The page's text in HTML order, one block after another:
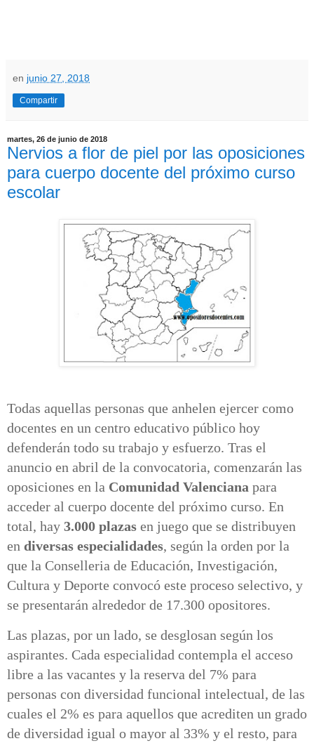
en junio 27, 2018
Compartir
martes, 26 de junio de 2018
Nervios a flor de piel por las oposiciones
para cuerpo docente del próximo curso
escolar
Todas aquellas personas que anhelen ejercer como
docentes en un centro educativo público hoy
defenderán todo su trabajo y esfuerzo. Tras el
anuncio en abril de la convocatoria, comenzarán las
oposiciones en la Comunidad Valenciana para
acceder al cuerpo docente del próximo curso. En
total, hay 3.000 plazas en juego que se distribuyen
en diversas especialidades, según la orden por la
que la Conselleria de Educación, Investigación,
Cultura y Deporte convocó este proceso selectivo, y
se presentarán alrededor de 17.300 opositores.
Las plazas, por un lado, se desglosan según los
aspirantes. Cada especialidad contempla el acceso
libre a las vacantes y la reserva del 7% para
personas con diversidad funcional intelectual, de las
cuales el 2% es para aquellos que acrediten un grado
de diversidad igual o mayor al 33% y el resto, para